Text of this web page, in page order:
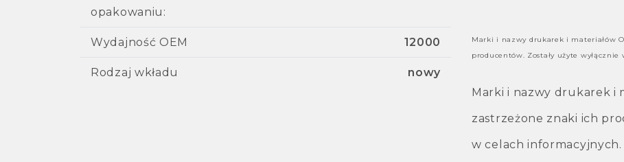
opakowaniu:
Wydajność OEM 12000
Rodzaj wkładu nowy
Marki i nazwy drukarek i materiałów
producentów. Zostały użyte
Marki i nazwy drukarek i
zastrzeżone znaki ich
w celach informacyjnych.